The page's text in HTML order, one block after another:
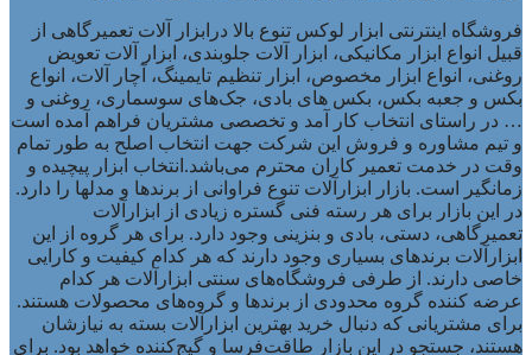
فروشگاه اینترنتی ابزار لوکس تنوع بالا درابزار آلات تعمیرگاهی از
قبیل انواع ابزار مکانیکی، ابزار آلات جلوبندی، ابزار آلات تعویض
روغنی، انواع ابزار مخصوص، ابزار تنظیم تایمینگ، آچار آلات، انواع
بکس و جعبه بکس، بکس های بادی، جک‌های سوسماری، روغنی و
… در راستای انتخاب کار آمد و تخصصی مشتریان فراهم آمده است
و تیم مشاوره و فروش این شرکت جهت انتخاب اصلح به طور تمام
وقت در خدمت تعمیر کاران محترم می‌باشد.انتخاب ابزار پیچیده و
زمانگیر است. بازار ابزارآلات تنوع فراوانی از برندها و مدلها را دارد.
در این بازار برای هر رسته فنی گستره زیادی از ابزارآلات
تعمیرگاهی، دستی، بادی و بنزینی وجود دارد. برای هر گروه از این
ابزارآلات برندهای بسیاری وجود دارند که هر کدام کیفیت و کارایی
خاصی دارند. از طرفی فروشگاه‌های سنتی ابزارآلات هر کدام
عرضه کننده گروه محدودی از برندها و گروه‌های محصولات هستند.
برای مشتریانی که دنبال خرید بهترین ابزارآلات بسته به نیازشان
هستند، جستجو در این بازار طاقت‌فرسا و گیج‌کننده خواهد بود. برای